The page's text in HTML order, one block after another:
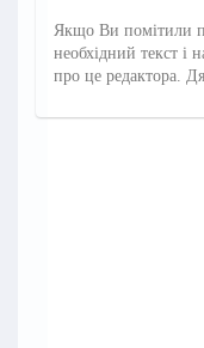
Якщо Ви помітили
необхідний текст і
про це редактора.